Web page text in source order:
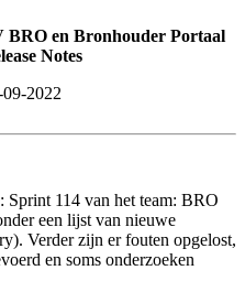
BRO en Bronhouder Portaal
Notes
09-2022
114 van het team: BRO
een lijst van nieuwe
Verder zijn er fouten opgelost,
en soms onderzoeken